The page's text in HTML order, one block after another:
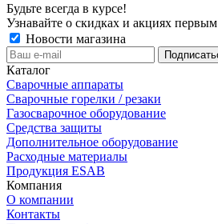
Будьте всегда в курсе!
Узнавайте о скидках и акциях первым
Новости магазина
Каталог
Сварочные аппараты
Сварочные горелки / резаки
Газосварочное оборудование
Средства защиты
Дополнительное оборудование
Расходные материалы
Продукция ESAB
Компания
О компании
Контакты